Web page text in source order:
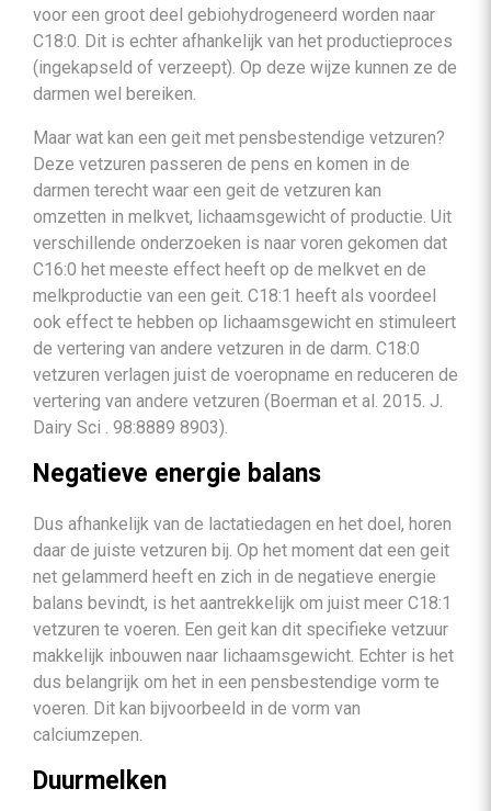
voor een groot deel gebiohydrogeneerd worden naar
C18:0. Dit is echter afhankelijk van het productieproces
(ingekapseld of verzeept). Op deze wijze kunnen ze de
darmen wel bereiken.
Maar wat kan een geit met pensbestendige vetzuren?
Deze vetzuren passeren de pens en komen in de
darmen terecht waar een geit de vetzuren kan
omzetten in melkvet, lichaamsgewicht of productie. Uit
verschillende onderzoeken is naar voren gekomen dat
C16:0 het meeste effect heeft op de melkvet en de
melkproductie van een geit. C18:1 heeft als voordeel
ook effect te hebben op lichaamsgewicht en stimuleert
de vertering van andere vetzuren in de darm. C18:0
vetzuren verlagen juist de voeropname en reduceren de
vertering van andere vetzuren (Boerman et al. 2015. J.
Dairy Sci . 98:8889 8903).
Negatieve energie balans
Dus afhankelijk van de lactatiedagen en het doel, horen
daar de juiste vetzuren bij. Op het moment dat een geit
net gelammerd heeft en zich in de negatieve energie
balans bevindt, is het aantrekkelijk om juist meer C18:1
vetzuren te voeren. Een geit kan dit specifieke vetzuur
makkelijk inbouwen naar lichaamsgewicht. Echter is het
dus belangrijk om het in een pensbestendige vorm te
voeren. Dit kan bijvoorbeeld in de vorm van
calciumzepen.
Duurmelken